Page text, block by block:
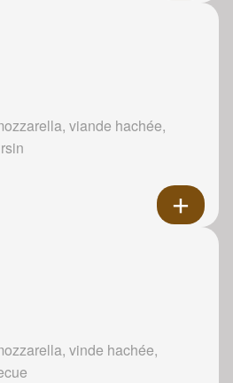
viande hachée,
vinde hachée,